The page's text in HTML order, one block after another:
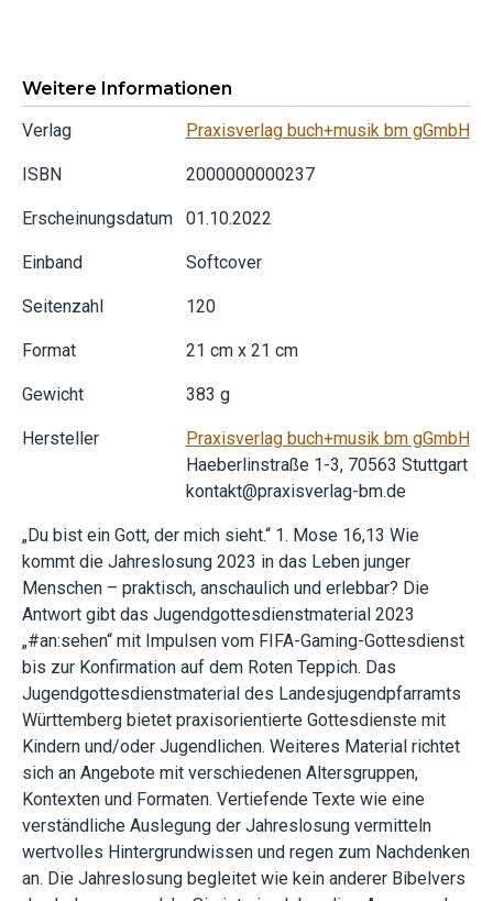
Weitere Informationen
Verlag
Praxisverlag buch+musik bm gGmbH
ISBN 2000000000237
Erscheinungsdatum 01.10.2022
Einband Softcover
Seitenzahl 120
Format 21 cm x 21 cm
Gewicht 383 g
Hersteller
Praxisverlag buch+musik bm gGmbH
Haeberlinstraße 1-3, 70563 Stuttgart
kontakt@praxisverlag-bm.de
„Du bist ein Gott, der mich sieht.“ 1. Mose 16,13 Wie
kommt die Jahreslosung 2023 in das Leben junger
Menschen – praktisch, anschaulich und erlebbar? Die
Antwort gibt das Jugendgottesdienstmaterial 2023
„#an:sehen“ mit Impulsen vom FIFA-Gaming-Gottesdienst
bis zur Konfirmation auf dem Roten Teppich. Das
Jugendgottesdienstmaterial des Landesjugendpfarramts
Württemberg bietet praxisorientierte Gottesdienste mit
Kindern und/oder Jugendlichen. Weiteres Material richtet
sich an Angebote mit verschiedenen Altersgruppen,
Kontexten und Formaten. Vertiefende Texte wie eine
verständliche Auslegung der Jahreslosung vermitteln
wertvolles Hintergrundwissen und regen zum Nachdenken
an. Die Jahreslosung begleitet wie kein anderer Bibelvers